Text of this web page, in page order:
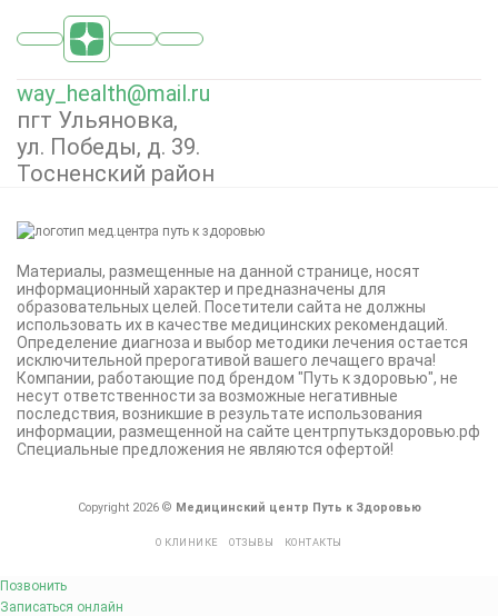
way_health@mail.ru
пгт Ульяновка,
ул. Победы, д. 39.
Тосненский район
Материалы, размещенные на данной странице, носят
информационный характер и предназначены для
образовательных целей. Посетители сайта не должны
использовать их в качестве медицинских рекомендаций.
Определение диагноза и выбор методики лечения остается
исключительной прерогативой вашего лечащего врача!
Компании, работающие под брендом "Путь к здоровью", не
несут ответственности за возможные негативные
последствия, возникшие в результате использования
информации, размещенной на сайте центрпутькздоровью.рф
Специальные предложения не являются офертой!
Copyright 2026 © Медицинский центр Путь к Здоровью
О КЛИНИКЕ ОТЗЫВЫ КОНТАКТЫ
Позвонить
Записаться онлайн